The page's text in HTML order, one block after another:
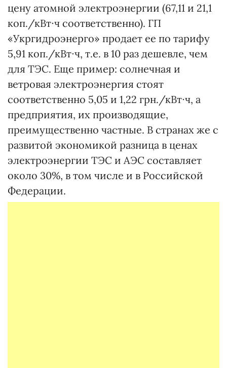
цену атомной электроэнергии (67,11 и 21,1
коп./кВт∙ч соответственно). ГП
«Укргидроэнерго» продает ее по тарифу
5,91 коп./кВт∙ч, т.е. в 10 раз дешевле, чем
для ТЭС. Еще пример: солнечная и
ветровая электроэнергия стоят
соответственно 5,05 и 1,22 грн./кВт∙ч, а
предприятия, их производящие,
преимущественно частные. В странах же с
развитой экономикой разница в ценах
электроэнергии ТЭС и АЭС составляет
около 30%, в том числе и в Российской
Федерации.